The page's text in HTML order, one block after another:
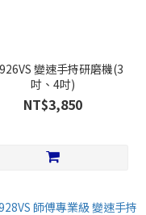
變速手持研磨機(3
吋、4吋)
NT$3,850